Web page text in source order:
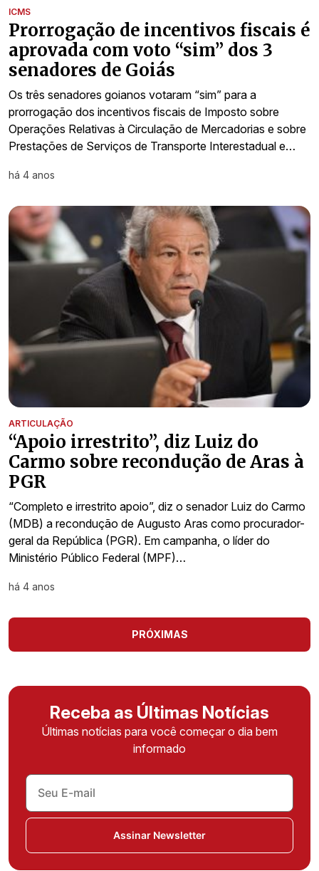
ICMS
Prorrogação de incentivos fiscais é
aprovada com voto “sim” dos 3
senadores de Goiás
Os três senadores goianos votaram “sim” para a
prorrogação dos incentivos fiscais de Imposto sobre
Operações Relativas à Circulação de Mercadorias e sobre
Prestações de Serviços de Transporte Interestadual e…
há 4 anos
ARTICULAÇÃO
“Apoio irrestrito”, diz Luiz do
Carmo sobre recondução de Aras à
PGR
“Completo e irrestrito apoio”, diz o senador Luiz do Carmo
(MDB) a recondução de Augusto Aras como procurador-
geral da República (PGR). Em campanha, o líder do
Ministério Público Federal (MPF)…
há 4 anos
PRÓXIMAS
Receba as Últimas Notícias
Últimas notícias para você começar o dia bem
informado
Assinar Newsletter